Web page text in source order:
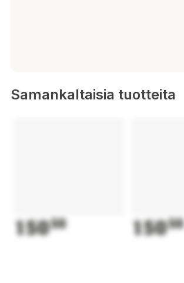
Samankaltaisia tuotteita
15050 15050